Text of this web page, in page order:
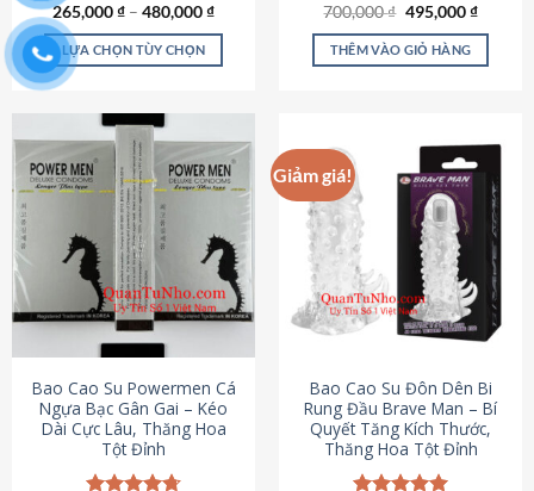
Được xếp
hạng4.87
5 sao
265,000₫ – 480,000₫
LỰA CHỌN TÙY CHỌN
này
có
nhiều
biến
thể.
Các
tùy
chọn
có
chọn
trên
trang
sản
Được xếp
hạng4.83
5 sao
700,000₫ Giá
là:
700,000 ₫.
495,000₫Giá
tại
THÊM VÀO GIỎ HÀNG
Bao Cao Su Powermen Cá
Ngựa Bạc Gân Gai – Kéo
Dài Cực Lâu, Thăng Hoa
Tột Đỉnh
Giảm giá!
Bao Cao Su Đôn Dên Bi
Rung Đầu Brave Man – Bí
Quyết Tăng Kích Thước,
Thăng Hoa Tột Đỉnh